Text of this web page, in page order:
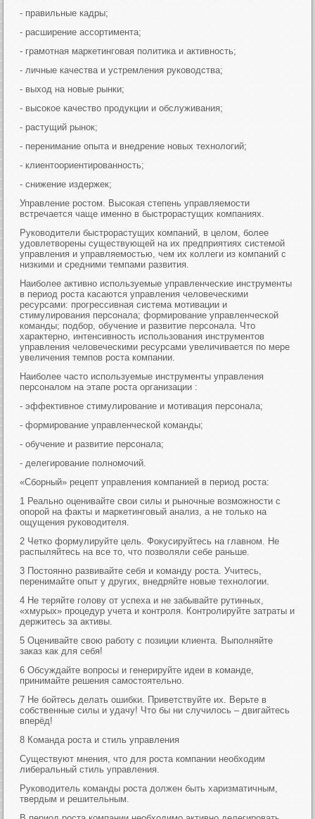
- правильные кадры;
- расширение ассортимента;
- грамотная маркетинговая политика и активность;
- личные качества и устремления руководства;
- выход на новые рынки;
- высокое качество продукции и обслуживания;
- растущий рынок;
- перенимание опыта и внедрение новых технологий;
- клиентоориентированность;
- снижение издержек;
Управление ростом. Высокая степень управляемости
встречается чаще именно в быстрорастущих компаниях.
Руководители быстрорастущих компаний, в целом, более
удовлетворены существующей на их предприятиях системой
управления и управляемостью, чем их коллеги из компаний с
низкими и средними темпами развития.
Наиболее активно используемые управленческие инструменты
в период роста касаются управления человеческими
ресурсами: прогрессивная система мотивации и
стимулирования персонала; формирование управленческой
команды; подбор, обучение и развитие персонала. Что
характерно, интенсивность использования инструментов
управления человеческими ресурсами увеличивается по мере
увеличения темпов роста компании.
Наиболее часто используемые инструменты управления
персоналом на этапе роста организации :
- эффективное стимулирование и мотивация персонала;
- формирование управленческой команды;
- обучение и развитие персонала;
- делегирование полномочий.
«Сборный» рецепт управления компанией в период роста:
1 Реально оценивайте свои силы и рыночные возможности с
опорой на факты и маркетинговый анализ, а не только на
ощущения руководителя.
2 Четко формулируйте цель. Фокусируйтесь на главном. Не
распыляйтесь на все то, что позволяли себе раньше.
3 Постоянно развивайте себя и команду роста. Учитесь,
перенимайте опыт у других, внедряйте новые технологии.
4 Не теряйте голову от успеха и не забывайте рутинных,
«хмурых» процедур учета и контроля. Контролируйте затраты и
держитесь за активы.
5 Оценивайте свою работу с позиции клиента. Выполняйте
заказ как для себя!
6 Обсуждайте вопросы и генерируйте идеи в команде,
принимайте решения самостоятельно.
7 Не бойтесь делать ошибки. Приветствуйте их. Верьте в
собственные силы и удачу! Что бы ни случилось – двигайтесь
вперёд!
8 Команда роста и стиль управления
Существуют мнения, что для роста компании необходим
либеральный стиль управления.
Руководитель команды роста должен быть харизматичным,
твердым и решительным.